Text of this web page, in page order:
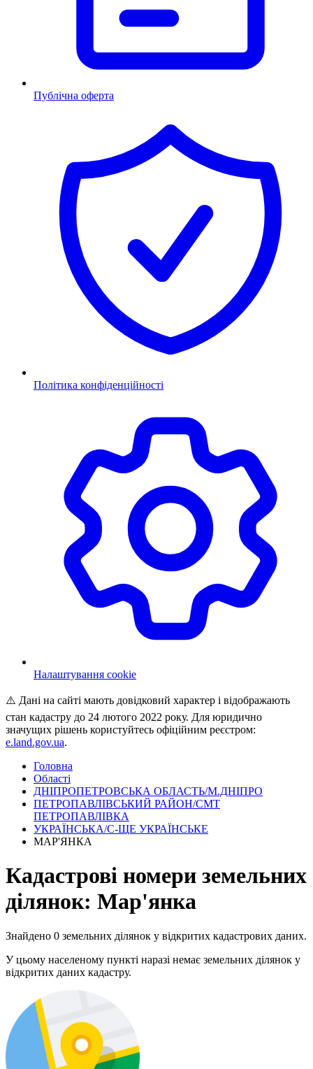
Публічна оферта
Політика конфіденційності
Налаштування cookie
⚠️ Дані на сайті мають довідковий характер і відображають
стан кадастру до 24 лютого 2022 року. Для юридично
значущих рішень користуйтесь офіційним реєстром:
e.land.gov.ua.
Головна
Області
ДНІПРОПЕТРОВСЬКА ОБЛАСТЬ/М.ДНІПРО
ПЕТРОПАВЛІВСЬКИЙ РАЙОН/СМТ
ПЕТРОПАВЛІВКА
УКРАЇНСЬКА/С-ЩЕ УКРАЇНСЬКЕ
МАР'ЯНКА
Кадастрові номери земельних
ділянок: Мар'янка
Знайдено 0 земельних ділянок у відкритих кадастрових даних.
У цьому населеному пункті наразі немає земельних ділянок у
відкритих даних кадастру.